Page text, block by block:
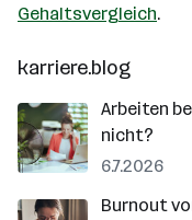
Gehaltsvergleich.
karriere.blog
Arbeiten
nicht?
6.7.2026
Burnout